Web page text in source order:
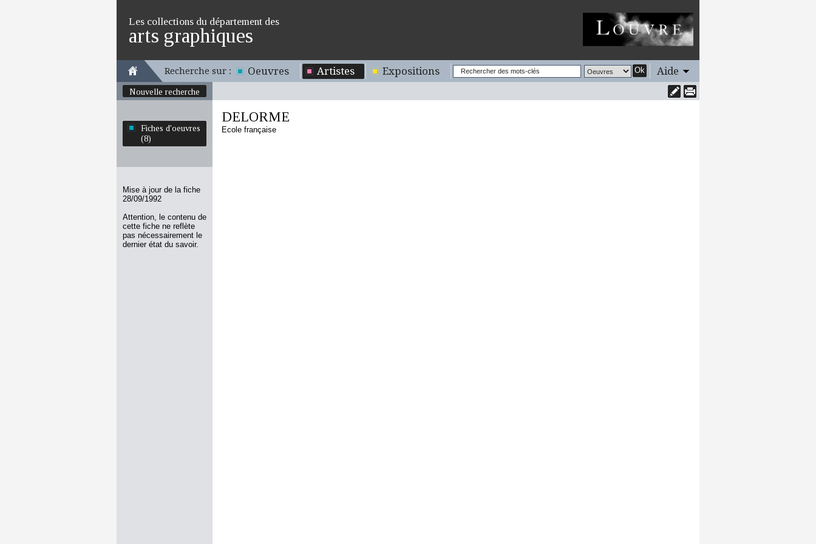
Les collections du département des
arts graphiques
Recherche sur : Oeuvres Artistes Expositions Ok Aide
Nouvelle recherche
Fiches d'oeuvres
(8)
Mise à jour de la fiche
28/09/1992
Attention, le contenu de
cette fiche ne reflète
pas nécessairement le
dernier état du savoir.
DELORME
Ecole française